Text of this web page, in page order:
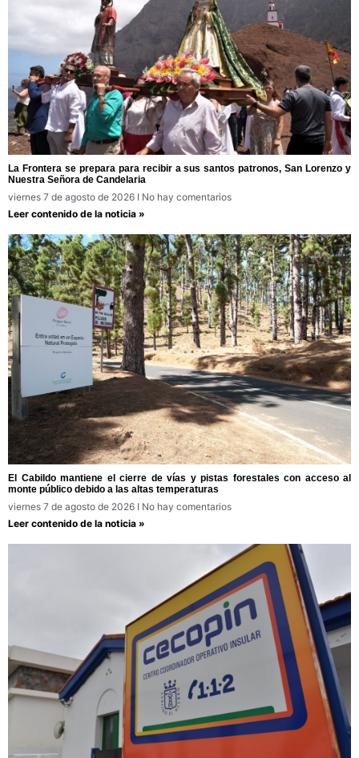
La Frontera se prepara para recibir a sus santos patronos, San Lorenzo y
Nuestra Señora de Candelaria
viernes 7 de agosto de 2026
No hay comentarios
Leer contenido de la noticia »
El Cabildo mantiene el cierre de vías y pistas forestales con acceso al
monte público debido a las altas temperaturas
viernes 7 de agosto de 2026
No hay comentarios
Leer contenido de la noticia »